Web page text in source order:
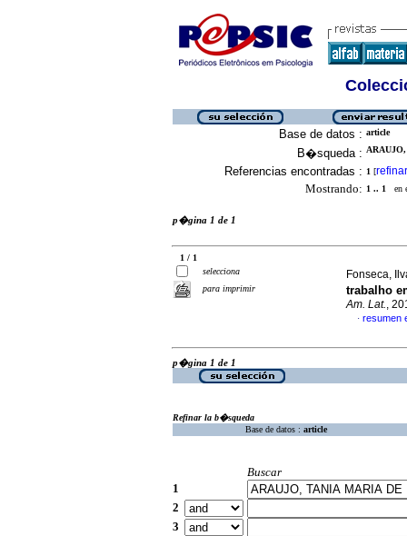
Base de datos : article
B�squeda :
Referencias encontradas : 1 [refinar
Mostrando: 1 .. 1 en
p�gina 1 de 1
1 / 1
selecciona
para imprimir
Fonseca,
trabalho
Am. Lat.,
· resumen
p�gina 1 de 1
Refinar la b�squeda
Base de datos : article
Buscar
1
2
3